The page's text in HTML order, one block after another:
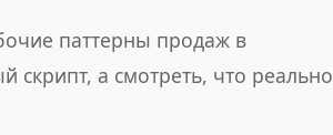
паттерны продаж в
скрипт, а смотреть, что реально